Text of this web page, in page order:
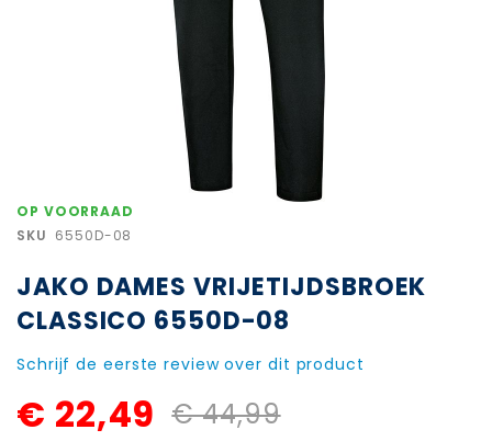
OP VOORRAAD
SKU 6550D-08
JAKO DAMES VRIJETIJDSBROEK
CLASSICO 6550D-08
Schrijf de eerste review over dit product
€ 22,49 € 44,99
Ga
naar
van
de
afbeeldingen-